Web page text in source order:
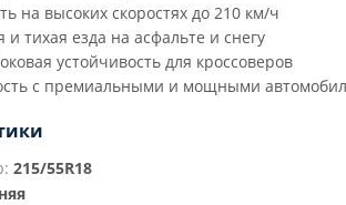
на высоких скоростях до 210 км/ч
тихая езда на асфальте и снегу
устойчивость для кроссоверов
с премиальными и мощными
215/55R18